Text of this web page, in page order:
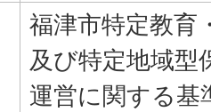
福津市特定教育
及び特定地域型
運営に関する基